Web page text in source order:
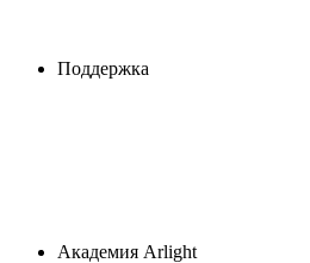
Поддержка
Академия Arlight